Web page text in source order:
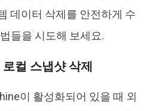
데이터 삭제를 안전하게 수
들을 시도해 보세요.
컬 스냅샷 삭제
이 활성화되어 있을 때 외